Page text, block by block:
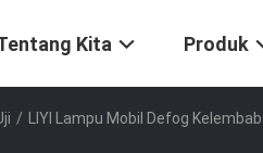
Kita Produk
/ LIYI Lampu Mobil Defog